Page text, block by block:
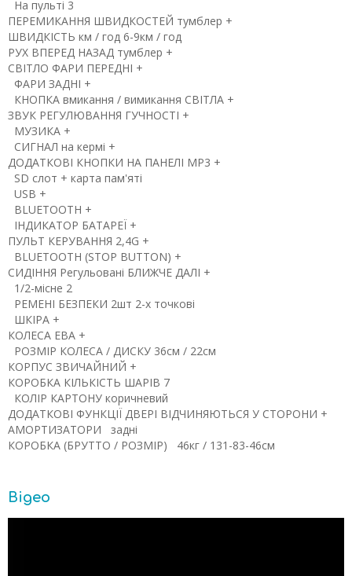
На пульті 3
ПЕРЕМИКАННЯ ШВИДКОСТЕЙ тумблер +
ШВИДКІСТЬ км / год 6-9км / год
РУХ ВПЕРЕД НАЗАД тумблер +
СВІТЛО ФАРИ ПЕРЕДНІ +
ФАРИ ЗАДНІ +
КНОПКА вмикання / вимикання СВІТЛА +
ЗВУК РЕГУЛЮВАННЯ ГУЧНОСТІ +
МУЗИКА +
СИГНАЛ на кермі +
ДОДАТКОВІ КНОПКИ НА ПАНЕЛІ MP3 +
SD слот + карта пам'яті
USB +
BLUETOOTH +
ІНДИКАТОР БАТАРЕЇ +
ПУЛЬТ КЕРУВАННЯ 2,4G +
BLUETOOTH (STOP BUTTON) +
СИДІННЯ Регульовані БЛИЖЧЕ ДАЛІ +
1/2-місне 2
РЕМЕНІ БЕЗПЕКИ 2шт 2-х точкові
ШКІРА +
КОЛЕСА ЕВА +
РОЗМІР КОЛЕСА / ДИСКУ 36см / 22см
КОРПУС ЗВИЧАЙНИЙ +
КОРОБКА КІЛЬКІСТЬ ШАРІВ 7
КОЛІР КАРТОНУ коричневий
ДОДАТКОВІ ФУНКЦІЇ ДВЕРІ ВІДЧИНЯЮТЬСЯ У СТОРОНИ +
АМОРТИЗАТОРИ
задні
КОРОБКА (БРУТТО / РОЗМІР)
46кг / 131-83-46см
Відео